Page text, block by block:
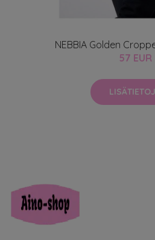
NEBBIA Golden
57 EUR